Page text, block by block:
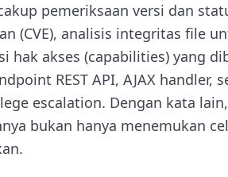
pemeriksaan versi dan
(CVE), analisis integritas file
hak akses (capabilities) yang
REST API, AJAX handler,
escalation. Dengan kata
bukan hanya menemukan